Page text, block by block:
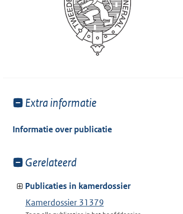
Toon
van:
Extra informatie
Informatie over publicatie
Toon
van:
Gerelateerd
Publicaties in kamerdossier
Kamerdossier 31379